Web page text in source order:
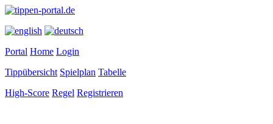
Portal Home Login
Tippübersicht Spielplan Tabelle
High-Score Regel Registrieren